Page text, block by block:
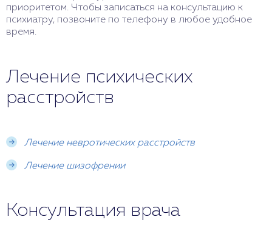
приоритетом. Чтобы записаться на консультацию к
психиатру, позвоните по телефону в любое удобное
время.
Лечение психических
расстройств
Лечение невротических расстройств
Лечение шизофрении
Консультация врача